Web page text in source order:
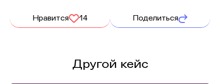
Нравится 14 Поделиться
Другой кейс